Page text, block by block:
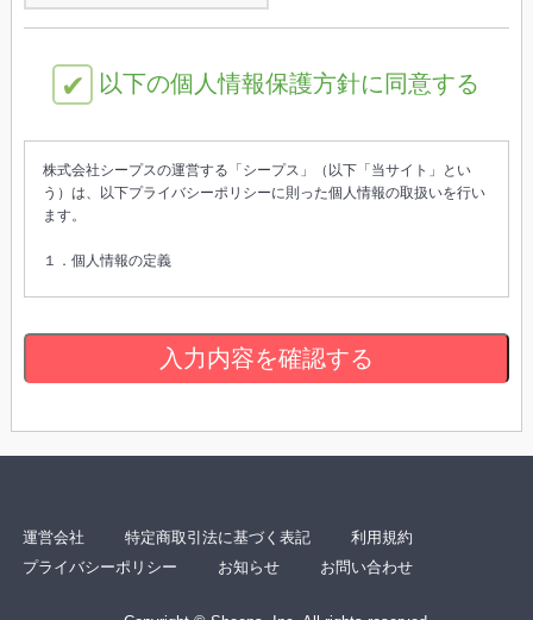
以下の個人情報保護方針に同意する
株式会社シープスの運営する「シープス」（以下「当サイト」とい
う）は、以下プライバシーポリシーに則った個人情報の取扱いを行い
ます。
１．個人情報の定義
せによって個人を特定可能な情報を指します。
・サービスメンテナンスなどの重要なお知らせ
・各種法令・利用規約などへの違反行為防止
入力内容を確認する
運営会社 特定商取引法に基づく表記
利用規約
プライバシーポリシー
お知らせ お問い合わせ